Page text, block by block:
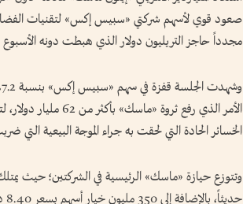
صعود قوي لأسهم شركتي «سبيس إكس» لتقنيات الفضاء
مجدداً حاجز التريليون دولار الذي هبطت دونه الأسبوع
الأمر الذي رفع ثروة
الخسائر الحادة التي لحقت به جراء الموجة البيعية التي